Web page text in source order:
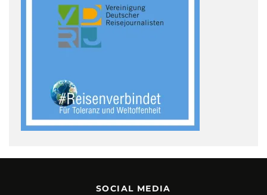
SOCIAL MEDIA